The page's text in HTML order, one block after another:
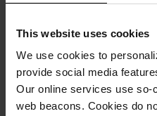
This website uses cookies
We use cookies to
provide social media
Our online services use so-
web beacons. Cookies do